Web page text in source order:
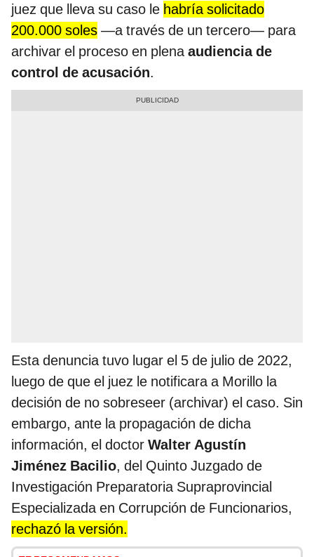
juez que lleva su caso le habría solicitado
200.000 soles —a través de un tercero— para
archivar el proceso en plenaaudiencia de
control de acusación.
Esta denuncia tuvo lugar el 5 de julio de 2022,
luego de que el juez le notificara a Morillo la
decisión de no sobreseer (archivar) el caso. Sin
embargo, ante la propagación de dicha
información, el doctor Walter Agustín
Jiménez Bacilio, del Quinto Juzgado de
Investigación Preparatoria Supraprovincial
Especializada en Corrupción de Funcionarios,
rechazó la versión.